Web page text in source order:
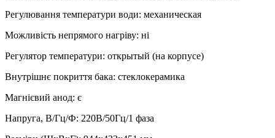
Регулювання температури води: механическая
Можливість непрямого нагріву: ні
Регулятор температури: открытый (на корпусе)
Внутрішнє покриття бака: стеклокерамика
Магнієвий анод: є
Напруга, В/Гц/Ф: 220В/50Гц/1 фаза